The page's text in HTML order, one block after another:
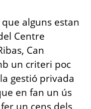
alguns estan
Centre
Can
un criteri poc
gestió privada
en fan un ús
un cens dels